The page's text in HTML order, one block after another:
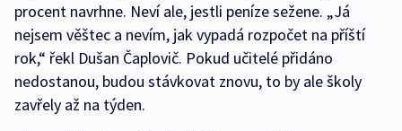
procent navrhne. Neví ale, jestli peníze sežene. „Já
nejsem věštec a nevím, jak vypadá rozpočet na příští
rok,“ řekl Dušan Čaplovič. Pokud učitelé přidáno
nedostanou, budou stávkovat znovu, to by ale školy
zavřely až na týden.